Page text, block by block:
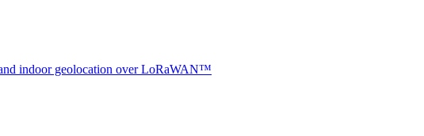
indoor geolocation over LoRaWAN™